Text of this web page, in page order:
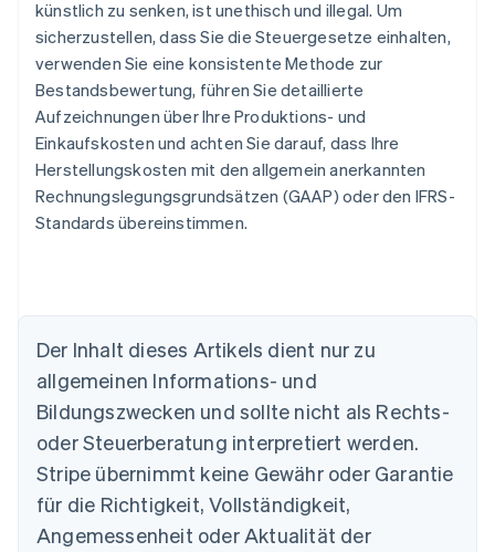
künstlich zu senken, ist unethisch und illegal. Um
sicherzustellen, dass Sie die Steuergesetze einhalten,
verwenden Sie eine konsistente Methode zur
Bestandsbewertung, führen Sie detaillierte
Aufzeichnungen über Ihre Produktions- und
Einkaufskosten und achten Sie darauf, dass Ihre
Herstellungskosten mit den allgemein anerkannten
Rechnungslegungsgrundsätzen (GAAP) oder den IFRS-
Standards übereinstimmen.
Der Inhalt dieses Artikels dient nur zu
allgemeinen Informations- und
Bildungszwecken und sollte nicht als Rechts-
oder Steuerberatung interpretiert werden.
Stripe übernimmt keine Gewähr oder Garantie
für die Richtigkeit, Vollständigkeit,
Angemessenheit oder Aktualität der
Australien
Belgien
NederlandsFrançaisDeutschEnglish
PortuguêsEnglish
Bulgarien
English
Dänemark
English
Deutschland